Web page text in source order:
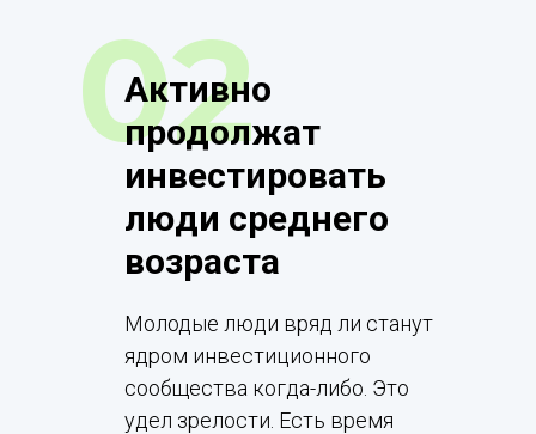
Молодые люди вряд ли станут
ядром инвестиционного
сообщества когда-либо. Это
удел зрелости. Есть время
02
Активно
продолжат
инвестировать
люди среднего
возраста